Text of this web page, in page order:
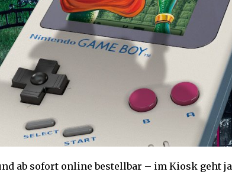
ab sofort online bestellbar – im Kiosk geht ja